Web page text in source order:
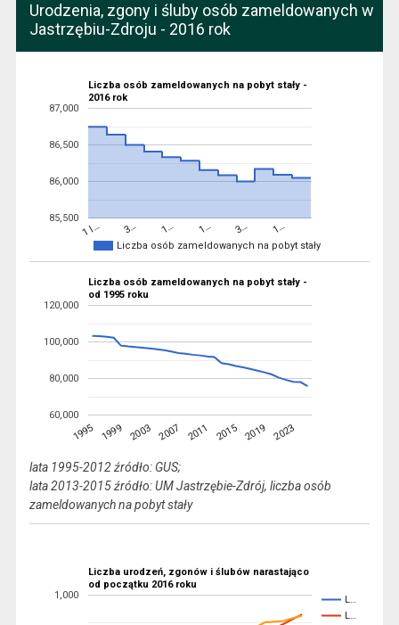
Urodzenia, zgony i śluby osób zameldowanych w
Jastrzębiu-Zdroju - 2016 rok
Liczba osób zameldowanych na pobyt stały -
2016 rok
Liczba osób zameldowanych na pobyt stały
1 l… 3… 1… 1… 3… 1…
85,500
86,000
86,500
87,000
Liczba osób zameldowanych na pobyt stały -
od 1995 roku
1995 1999 2003 2007 2011 2015 2019 2023
60,000
80,000
100,000
120,000
lata 1995-2012 źródło: GUS;
lata 2013-2015 źródło: UM Jastrzębie-Zdrój, liczba osób
zameldowanych na pobyt stały
Liczba urodzeń, zgonów i ślubów narastająco
od początku 2016 roku
L…
L…
1,000